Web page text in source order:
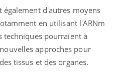
également d'autres moyens
en utilisant l'ARNm
techniques pourraient à
approches pour
tissus et des organes.